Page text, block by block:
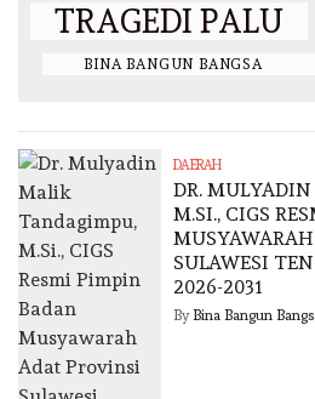
TRAGEDI PALU
BINA BANGUN BANGSA
DAERAH
DR.
M.SI., CIGS
SULAWESI
2026-2031
By Bina Bangun